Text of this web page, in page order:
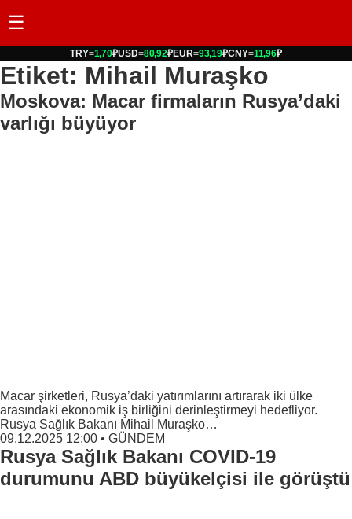
☰
TRY=1,70₽USD=80,92₽EUR=93,19₽CNY=11,96₽
Etiket: Mihail Muraşko
Moskova: Macar firmaların Rusya’daki
varlığı büyüyor
Macar şirketleri, Rusya’daki yatırımlarını artırarak iki ülke
arasındaki ekonomik iş birliğini derinleştirmeyi hedefliyor.
Rusya Sağlık Bakanı Mihail Muraşko…
09.12.2025 12:00 • GÜNDEM
Rusya Sağlık Bakanı COVID-19
durumunu ABD büyükelçisi ile görüştü